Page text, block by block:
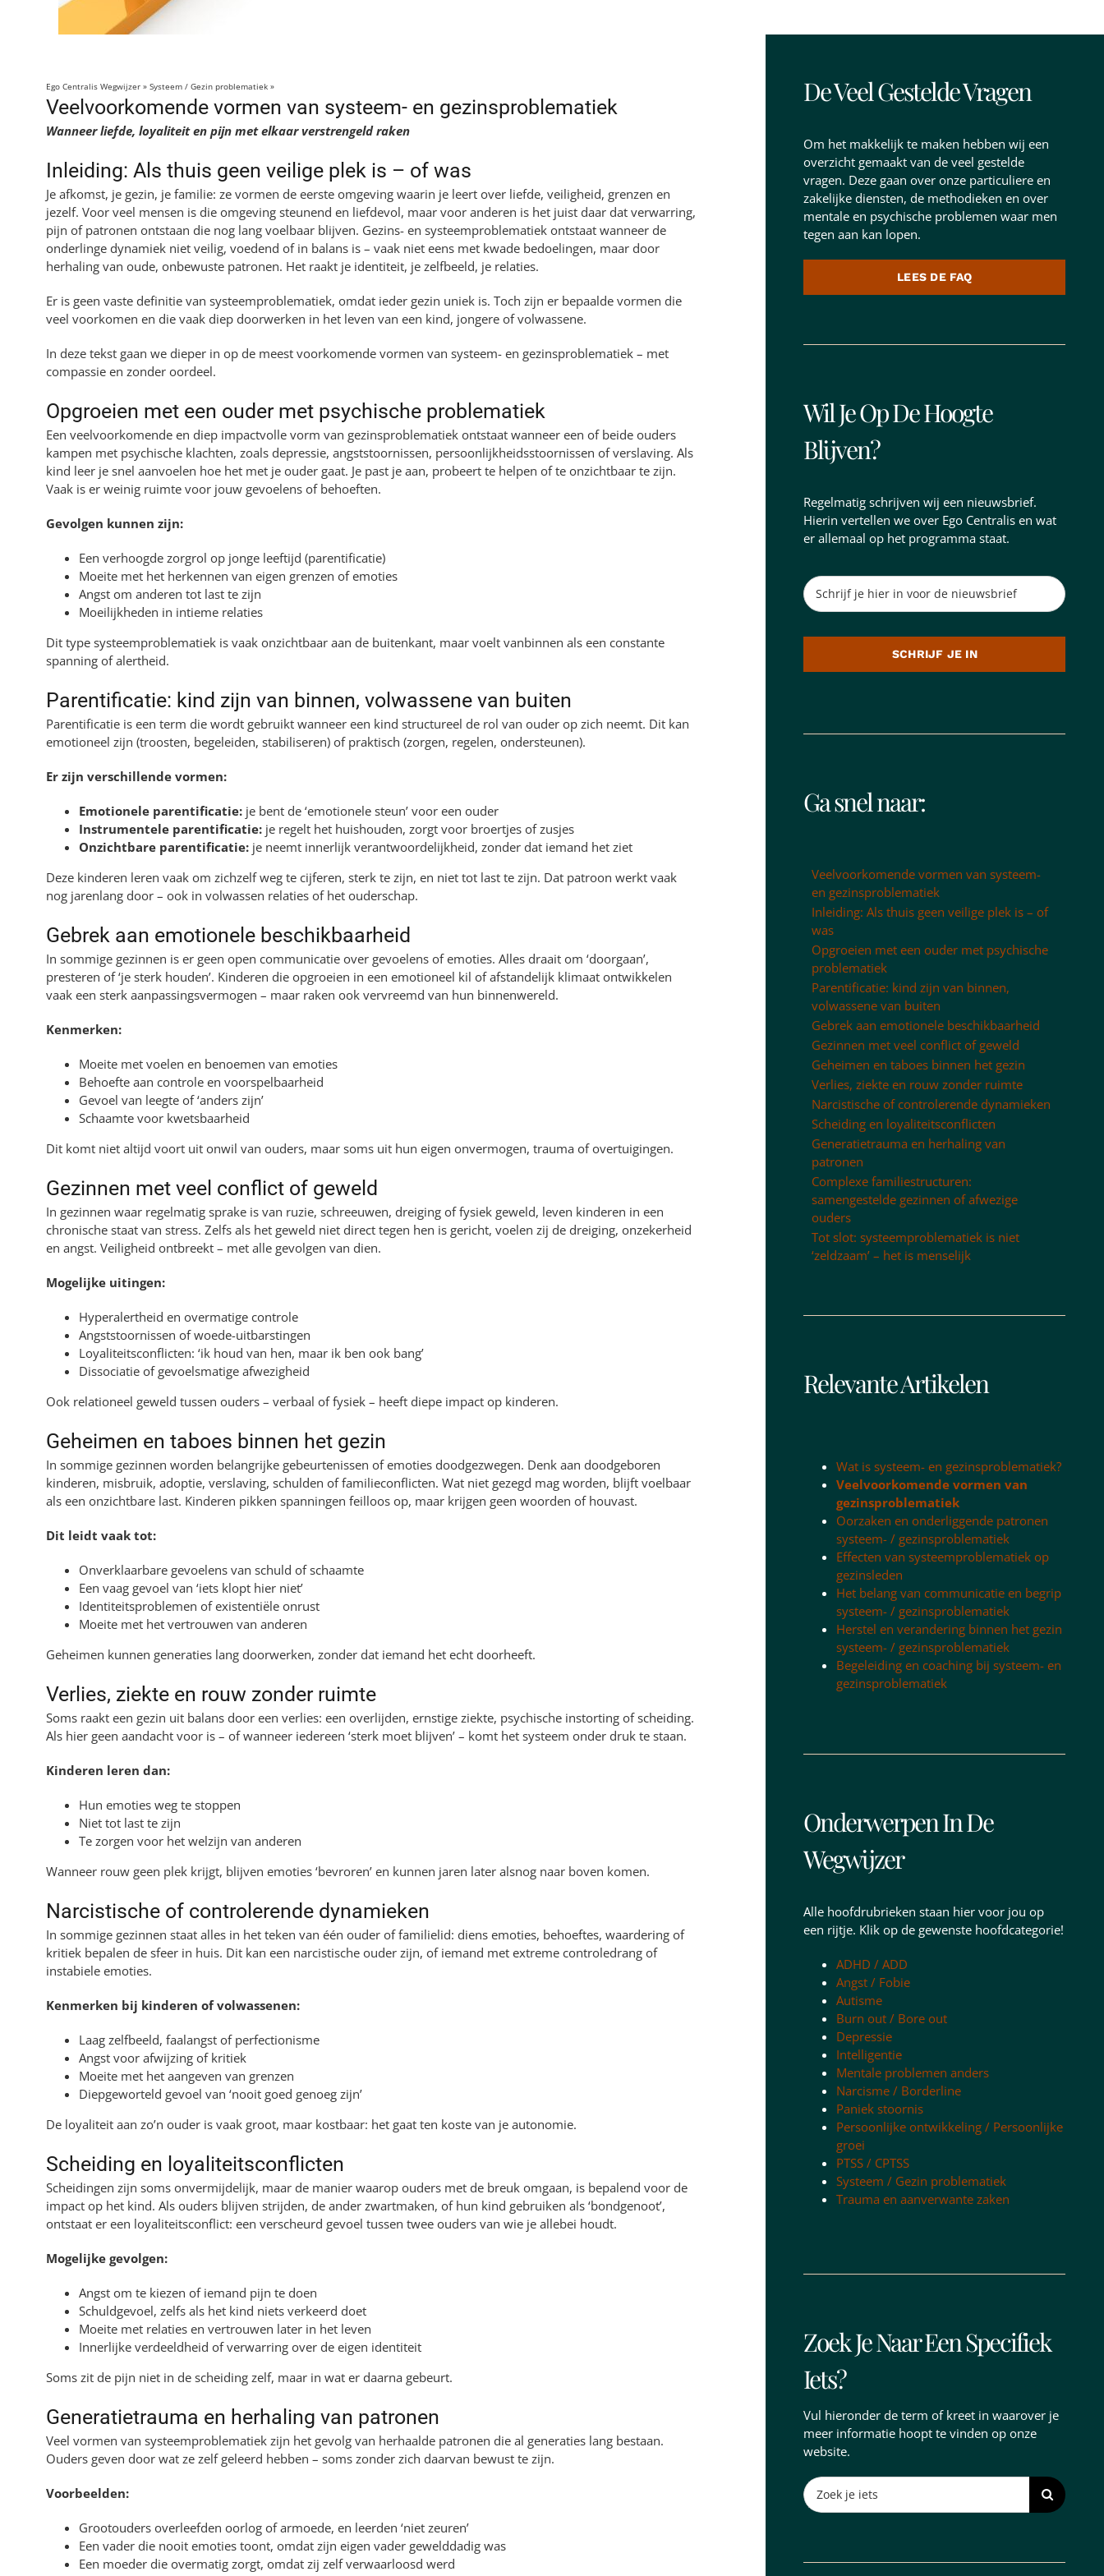
Ego Centralis Wegwijzer» Systeem / Gezin problematiek»
Veelvoorkomende vormen van systeem- en gezinsproblematiek
Wanneer liefde, loyaliteit en pijn met elkaar verstrengeld raken
Inleiding: Als thuis geen veilige plek is – of was
Je afkomst, je gezin, je familie: ze vormen de eerste omgeving waarin je leert over liefde, veiligheid, grenzen en
jezelf. Voor veel mensen is die omgeving steunend en liefdevol, maar voor anderen is het juist daar dat verwarring,
pijn of patronen ontstaan die nog lang voelbaar blijven. Gezins- en systeemproblematiek ontstaat wanneer de
onderlinge dynamiek niet veilig, voedend of in balans is – vaak niet eens met kwade bedoelingen, maar door
herhaling van oude, onbewuste patronen. Het raakt je identiteit, je zelfbeeld, je relaties.
Er is geen vaste definitie van systeemproblematiek, omdat ieder gezin uniek is. Toch zijn er bepaalde vormen die
veel voorkomen en die vaak diep doorwerken in het leven van een kind, jongere of volwassene.
In deze tekst gaan we dieper in op de meest voorkomende vormen van systeem- en gezinsproblematiek – met
compassie en zonder oordeel.
Opgroeien met een ouder met psychische problematiek
Een veelvoorkomende en diep impactvolle vorm van gezinsproblematiek ontstaat wanneer een of beide ouders
kampen met psychische klachten, zoals depressie, angststoornissen, persoonlijkheidsstoornissen of verslaving. Als
kind leer je snel aanvoelen hoe het met je ouder gaat. Je past je aan, probeert te helpen of te onzichtbaar te zijn.
Vaak is er weinig ruimte voor jouw gevoelens of behoeften.
Gevolgen kunnen zijn:
Een verhoogde zorgrol op jonge leeftijd (parentificatie)
Moeite met het herkennen van eigen grenzen of emoties
Angst om anderen tot last te zijn
Moeilijkheden in intieme relaties
Dit type systeemproblematiek is vaak onzichtbaar aan de buitenkant, maar voelt vanbinnen als een constante
spanning of alertheid.
Parentificatie: kind zijn van binnen, volwassene van buiten
Parentificatie is een term die wordt gebruikt wanneer een kind structureel de rol van ouder op zich neemt. Dit kan
emotioneel zijn (troosten, begeleiden, stabiliseren) of praktisch (zorgen, regelen, ondersteunen).
Er zijn verschillende vormen:
Emotionele parentificatie:je bent de ‘emotionele steun’ voor een ouder
Instrumentele parentificatie:je regelt het huishouden, zorgt voor broertjes of zusjes
Onzichtbare parentificatie:je neemt innerlijk verantwoordelijkheid, zonder dat iemand het ziet
Deze kinderen leren vaak om zichzelf weg te cijferen, sterk te zijn, en niet tot last te zijn. Dat patroon werkt vaak
nog jarenlang door – ook in volwassen relaties of het ouderschap.
Gebrek aan emotionele beschikbaarheid
In sommige gezinnen is er geen open communicatie over gevoelens of emoties. Alles draait om ‘doorgaan’,
presteren of ‘je sterk houden’. Kinderen die opgroeien in een emotioneel kil of afstandelijk klimaat ontwikkelen
vaak een sterk aanpassingsvermogen – maar raken ook vervreemd van hun binnenwereld.
Kenmerken:
Moeite met voelen en benoemen van emoties
Behoefte aan controle en voorspelbaarheid
Gevoel van leegte of ‘anders zijn’
Schaamte voor kwetsbaarheid
Dit komt niet altijd voort uit onwil van ouders, maar soms uit hun eigen onvermogen, trauma of overtuigingen.
Gezinnen met veel conflict of geweld
In gezinnen waar regelmatig sprake is van ruzie, schreeuwen, dreiging of fysiek geweld, leven kinderen in een
chronische staat van stress. Zelfs als het geweld niet direct tegen hen is gericht, voelen zij de dreiging, onzekerheid
en angst. Veiligheid ontbreekt – met alle gevolgen van dien.
Mogelijke uitingen:
Hyperalertheid en overmatige controle
Angststoornissen of woede-uitbarstingen
Loyaliteitsconflicten: ‘ik houd van hen, maar ik ben ook bang’
Dissociatie of gevoelsmatige afwezigheid
Ook relationeel geweld tussen ouders – verbaal of fysiek – heeft diepe impact op kinderen.
Geheimen en taboes binnen het gezin
In sommige gezinnen worden belangrijke gebeurtenissen of emoties doodgezwegen. Denk aan doodgeboren
kinderen, misbruik, adoptie, verslaving, schulden of familieconflicten. Wat niet gezegd mag worden, blijft voelbaar
als een onzichtbare last. Kinderen pikken spanningen feilloos op, maar krijgen geen woorden of houvast.
Dit leidt vaak tot:
Onverklaarbare gevoelens van schuld of schaamte
Een vaag gevoel van ‘iets klopt hier niet’
Identiteitsproblemen of existentiële onrust
Moeite met het vertrouwen van anderen
Geheimen kunnen generaties lang doorwerken, zonder dat iemand het echt doorheeft.
Verlies, ziekte en rouw zonder ruimte
Soms raakt een gezin uit balans door een verlies: een overlijden, ernstige ziekte, psychische instorting of scheiding.
Als hier geen aandacht voor is – of wanneer iedereen ‘sterk moet blijven’ – komt het systeem onder druk te staan.
Kinderen leren dan:
Hun emoties weg te stoppen
Niet tot last te zijn
Te zorgen voor het welzijn van anderen
Wanneer rouw geen plek krijgt, blijven emoties ‘bevroren’ en kunnen jaren later alsnog naar boven komen.
Narcistische of controlerende dynamieken
In sommige gezinnen staat alles in het teken van één ouder of familielid: diens emoties, behoeftes, waardering of
kritiek bepalen de sfeer in huis. Dit kan een narcistische ouder zijn, of iemand met extreme controledrang of
instabiele emoties.
Kenmerken bij kinderen of volwassenen:
Laag zelfbeeld, faalangst of perfectionisme
Angst voor afwijzing of kritiek
Moeite met het aangeven van grenzen
Diepgeworteld gevoel van ‘nooit goed genoeg zijn’
De loyaliteit aan zo’n ouder is vaak groot, maar kostbaar: het gaat ten koste van je autonomie.
Scheiding en loyaliteitsconflicten
Scheidingen zijn soms onvermijdelijk, maar de manier waarop ouders met de breuk omgaan, is bepalend voor de
impact op het kind. Als ouders blijven strijden, de ander zwartmaken, of hun kind gebruiken als ‘bondgenoot’,
ontstaat er een loyaliteitsconflict: een verscheurd gevoel tussen twee ouders van wie je allebei houdt.
Mogelijke gevolgen:
Angst om te kiezen of iemand pijn te doen
Schuldgevoel, zelfs als het kind niets verkeerd doet
Moeite met relaties en vertrouwen later in het leven
Innerlijke verdeeldheid of verwarring over de eigen identiteit
Soms zit de pijn niet in de scheiding zelf, maar in wat er daarna gebeurt.
Generatietrauma en herhaling van patronen
Veel vormen van systeemproblematiek zijn het gevolg van herhaalde patronen die al generaties lang bestaan.
Ouders geven door wat ze zelf geleerd hebben – soms zonder zich daarvan bewust te zijn.
Voorbeelden:
Grootouders overleefden oorlog of armoede, en leerden ‘niet zeuren’
Een vader die nooit emoties toont, omdat zijn eigen vader gewelddadig was
Een moeder die overmatig zorgt, omdat zij zelf verwaarloosd werd
De Veel Gestelde Vragen
Om het makkelijk te maken hebben wij een
overzicht gemaakt van de veel gestelde
vragen. Deze gaan over onze particuliere en
zakelijke diensten, de methodieken en over
mentale en psychische problemen waar men
tegen aan kan lopen.
LEES DE FAQ
Wil Je Op De Hoogte
Blijven?
Regelmatig schrijven wij een nieuwsbrief.
Hierin vertellen we over Ego Centralis en wat
er allemaal op het programma staat.
SCHRIJF JE IN
Ga snel naar:
Veelvoorkomende vormen van systeem-
en gezinsproblematiek
Inleiding: Als thuis geen veilige plek is – of
was
Opgroeien met een ouder met psychische
problematiek
Parentificatie: kind zijn van binnen,
volwassene van buiten
Gebrek aan emotionele beschikbaarheid
Gezinnen met veel conflict of geweld
Geheimen en taboes binnen het gezin
Verlies, ziekte en rouw zonder ruimte
Narcistische of controlerende dynamieken
Scheiding en loyaliteitsconflicten
Generatietrauma en herhaling van
patronen
Complexe familiestructuren:
samengestelde gezinnen of afwezige
ouders
Tot slot: systeemproblematiek is niet
‘zeldzaam’ – het is menselijk
Relevante Artikelen
Wat is systeem- en gezinsproblematiek?
Veelvoorkomende vormen van
gezinsproblematiek
Oorzaken en onderliggende patronen
systeem- / gezinsproblematiek
Effecten van systeemproblematiek op
gezinsleden
Het belang van communicatie en begrip
systeem- / gezinsproblematiek
Herstel en verandering binnen het gezin
systeem- / gezinsproblematiek
Begeleiding en coaching bij systeem- en
gezinsproblematiek
Onderwerpen In De
Wegwijzer
Alle hoofdrubrieken staan hier voor jou op
een rijtje. Klik op de gewenste hoofdcategorie!
ADHD / ADD
Angst / Fobie
Autisme
Burn out / Bore out
Depressie
Intelligentie
Mentale problemen anders
Narcisme / Borderline
Paniek stoornis
Persoonlijke ontwikkeling / Persoonlijke
groei
PTSS / CPTSS
Systeem / Gezin problematiek
Trauma en aanverwante zaken
Zoek Je Naar Een Specifiek
Iets?
Vul hieronder de term of kreet in waarover je
meer informatie hoopt te vinden op onze
website.
Search
for: